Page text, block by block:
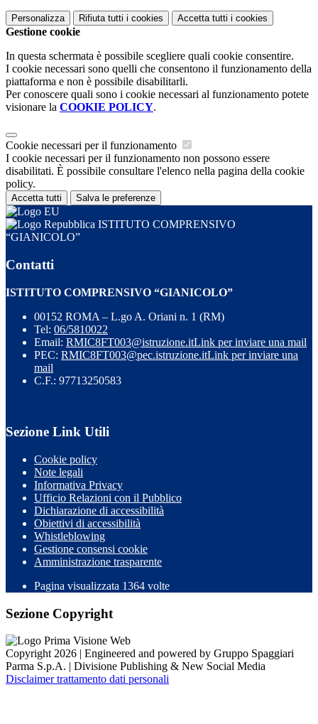
Personalizza Rifiuta tutti i cookies Accetta tutti i cookies
Gestione cookie
In questa schermata è possibile scegliere quali cookie consentire.
I cookie necessari sono quelli che consentono il funzionamento della
piattaforma e non è possibile disabilitarli.
Per conoscere quali sono i cookie necessari al funzionamento potete
visionare la COOKIE POLICY.
Cookie necessari per il funzionamento
I cookie necessari per il funzionamento non possono essere
disabilitati. È possibile consultare l'elenco nella pagina della cookie
policy.
Accetta tutti Salva le preferenze
ISTITUTO COMPRENSIVO
“GIANICOLO”
Contatti
ISTITUTO COMPRENSIVO “GIANICOLO”
00152 ROMA – L.go A. Oriani n. 1 (RM)
Tel: 06/5810022
Email: RMIC8FT003@istruzione.itLink per inviare una mail
PEC: RMIC8FT003@pec.istruzione.itLink per inviare una
mail
C.F.: 97713250583
Sezione Link Utili
Cookie policy
Note legali
Informativa Privacy
Ufficio Relazioni con il Pubblico
Dichiarazione di accessibilità
Obiettivi di accessibilità
Whistleblowing
Gestione consensi cookie
Amministrazione trasparente
Pagina visualizzata 1364 volte
Sezione Copyright
Copyright 2026 | Engineered and powered by Gruppo Spaggiari
Parma S.p.A. | Divisione Publishing & New Social Media
Disclaimer trattamento dati personali